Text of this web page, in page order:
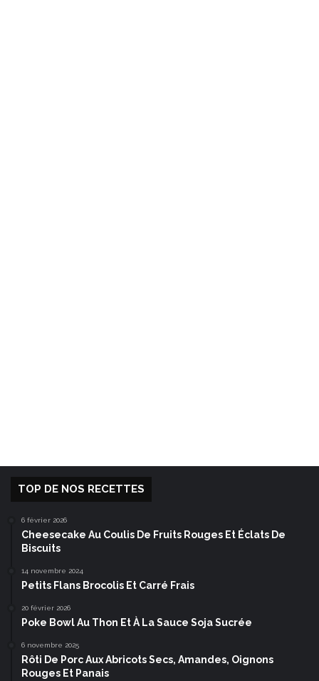
TOP DE NOS RECETTES
6 février 2026
Cheesecake Au Coulis De Fruits Rouges Et Éclats De
Biscuits
14 novembre 2024
Petits Flans Brocolis Et Carré Frais
20 février 2026
Poke Bowl Au Thon Et À La Sauce Soja Sucrée
6 novembre 2025
Rôti De Porc Aux Abricots Secs, Amandes, Oignons
Rouges Et Panais